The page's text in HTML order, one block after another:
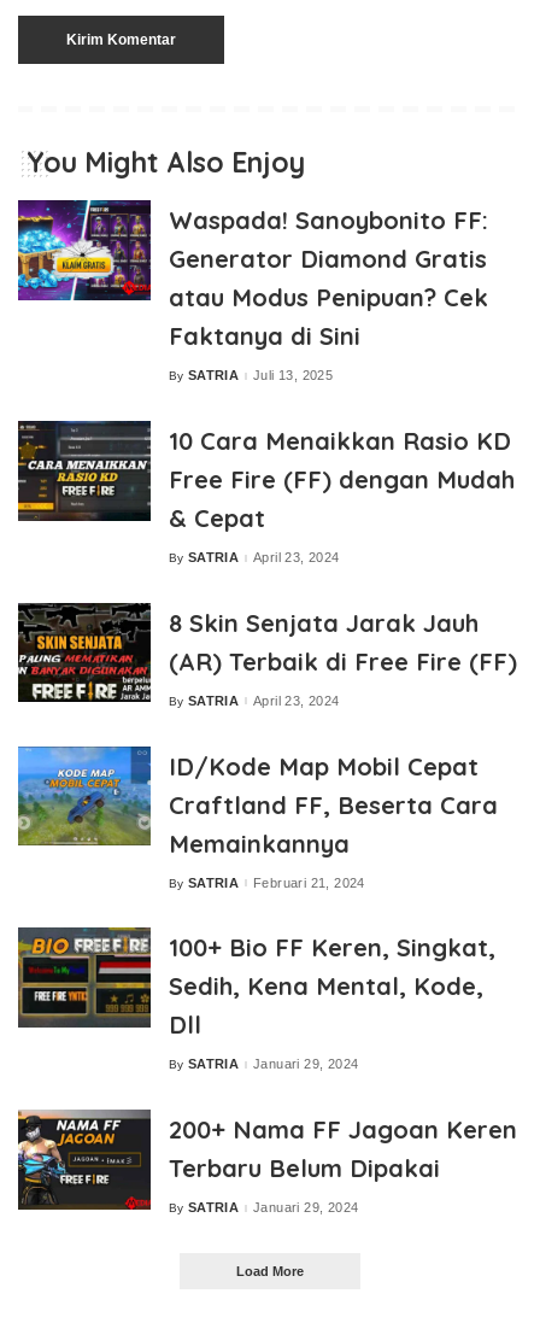
You Might Also Enjoy
Waspada! Sanoybonito FF:
Generator Diamond Gratis
atau Modus Penipuan? Cek
Faktanya di Sini
Posted
By SATRIA Juli 13, 2025
10 Cara Menaikkan Rasio KD
Free Fire (FF) dengan Mudah
& Cepat
Posted
By SATRIA April 23, 2024
8 Skin Senjata Jarak Jauh
(AR) Terbaik di Free Fire (FF)
Posted
By SATRIA April 23, 2024
ID/Kode Map Mobil Cepat
Craftland FF, Beserta Cara
Memainkannya
Posted
By SATRIA Februari 21, 2024
100+ Bio FF Keren, Singkat,
Sedih, Kena Mental, Kode,
Dll
Posted
By SATRIA Januari 29, 2024
200+ Nama FF Jagoan Keren
Terbaru Belum Dipakai
Posted
By SATRIA Januari 29, 2024
Load More